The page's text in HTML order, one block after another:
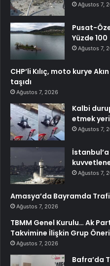
Ağustos 7,
Pusat-
Yüzde 100
Ağustos 7,
CHP’li Kılıç, moto kurye
taşıdı
Ağustos 7, 2026
Kalbi
etmek
Ağustos 7,
Ağustos 7,
Amasya’da Bayramda
Ağustos 7, 2026
TBMM Genel Kurulu… Ak
Takvimine İlişkin Grup
Ağustos 7, 2026
Bafra’da